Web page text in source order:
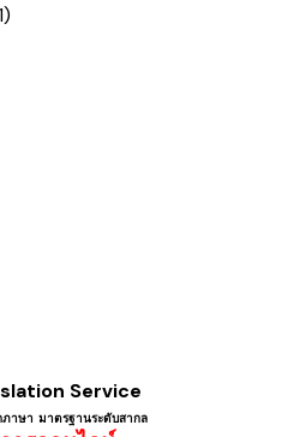
Service
าษา ​มาตรฐานระดับสากล